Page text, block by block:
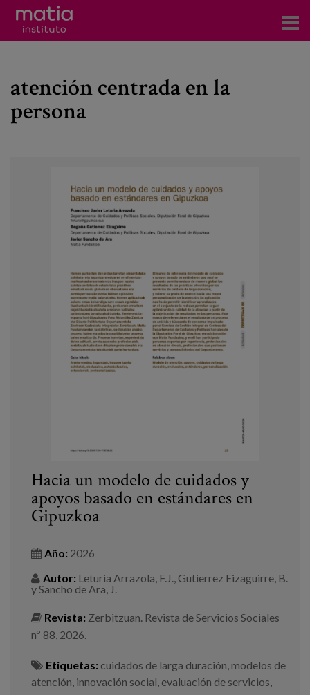
Investigación
Publicaciones
Trabaja con nosotros
atención centrada en la
persona
Hacia un modelo de cuidados y
apoyos basado en estándares en
Gipuzkoa
Año: 2026
Autor: Leturia Arrazola, F.J., Gutierrez Eizaguirre, B.
y Sancho de Ara, J.
Revista: Zerbitzuan. Revista de Servicios Sociales
nº 88, 2026.
Etiquetas: cuidados de larga duración,modelos de
atención, innovación social, evaluación de servicios,